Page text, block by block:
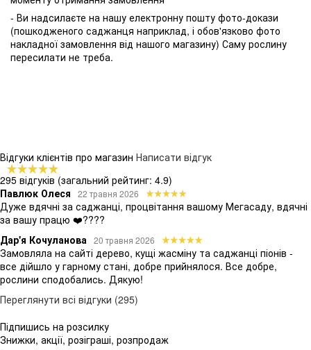
- Ви надсилаєте на нашу електронну пошту фото-докази
(пошкодженого саджанця наприклад, і обов'язково фото
накладної замовлення від нашого магазину) Саму рослину
пересилати не треба.
Відгуки клієнтів про магазин Написати відгук
295 відгуків (загальний рейтинг: 4.9)
Павлюк Олеся
22 травня 2026
Дуже вдячні за саджанці, процвітання вашому Мегасаду, вдячні
за вашу працю ❤️????
Дар'я Кочуланова 20 травня 2026
Замовляла на сайті дерево, кущі жасміну та саджанці піонів -
все дійшло у гарному стані, добре прийнялося. Все добре,
рослини сподобались. Дякую!
Переглянути всі відгуки (295)
Підпишись на розсилку
Знижки, акції, розіграші, розпродаж